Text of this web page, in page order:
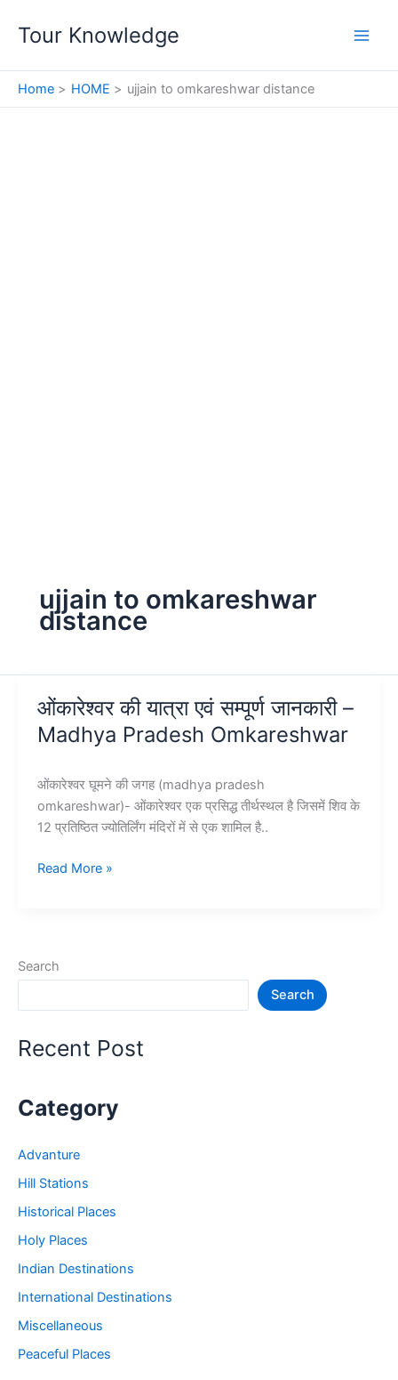
Tour Knowledge
Home HOME ujjain to omkareshwar distance
ujjain to omkareshwar
distance
ओंकारेश्वर की यात्रा एवं सम्पूर्ण जानकारी –
Madhya Pradesh Omkareshwar
ओंकारेश्वर घूमने की जगह (madhya pradesh
omkareshwar)- ओंकारेश्वर एक प्रसिद्ध तीर्थस्थल है जिसमें शिव के
12 प्रतिष्ठित ज्योतिर्लिंग मंदिरों में से एक शामिल है..
ओंकारेश्वर
जानकारी
Pradesh
Omkareshwar
Read More »
Search
Search
Recent Post
Category
Advanture
Hill Stations
Historical Places
Holy Places
Indian Destinations
International Destinations
Miscellaneous
Peaceful Places